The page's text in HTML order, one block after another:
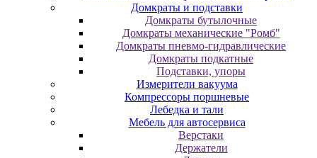
Домкраты и подставки
Домкраты бутылочные
Домкраты механические "Ромб"
Домкраты пневмо-гидравлические
Домкраты подкатные
Подставки, упоры
Измерители вакуума
Компрессоры поршневые
Лебедка и тали
Мебель для автосервиса
Верстаки
Держатели